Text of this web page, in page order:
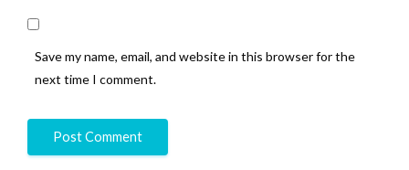
Save my name, email, and website in this browser for the
next time I comment.